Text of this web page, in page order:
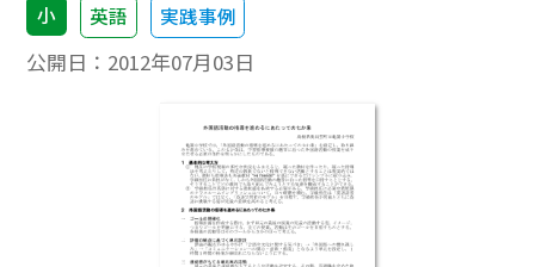
小 英語 実践事例
公開日： 2012年07月03日